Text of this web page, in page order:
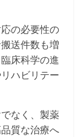
の必要性の
送件数も増
床科学の進
ハビリテー
なく、製薬
質な治療へ